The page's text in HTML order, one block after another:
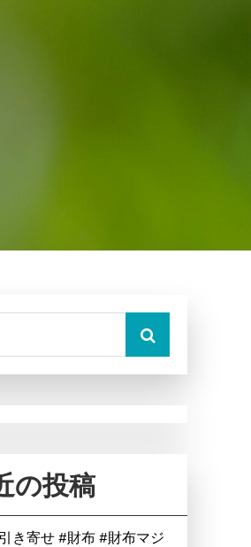
の投稿
き寄せ #財布 #財布マジ